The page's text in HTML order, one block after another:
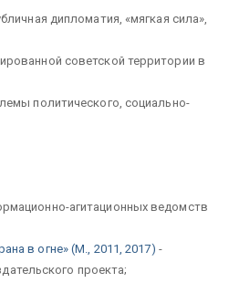
дипломатия, «мягкая сила»,
советской территории в
политического, социально-
агитационных ведомств
в огне» (М., 2011, 2017) -
проекта;